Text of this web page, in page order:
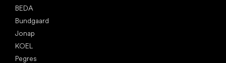
BEDA
Bundgaard
Jonap
KOEL
Pegres